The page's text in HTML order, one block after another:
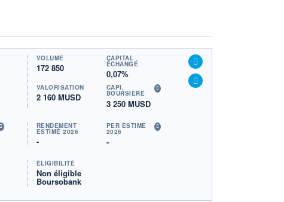
VOLUME
172 850
CAPITAL
ÉCHANGÉ
0,07%
VALORISATION
2 160 MUSD
CAPI.
BOURSIÈRE
3 250 MUSD
RENDEMENT
ESTIMÉ 2026
-
PER ESTIMÉ
2026
-
ÉLIGIBILITÉ
Non éligible
Boursobank